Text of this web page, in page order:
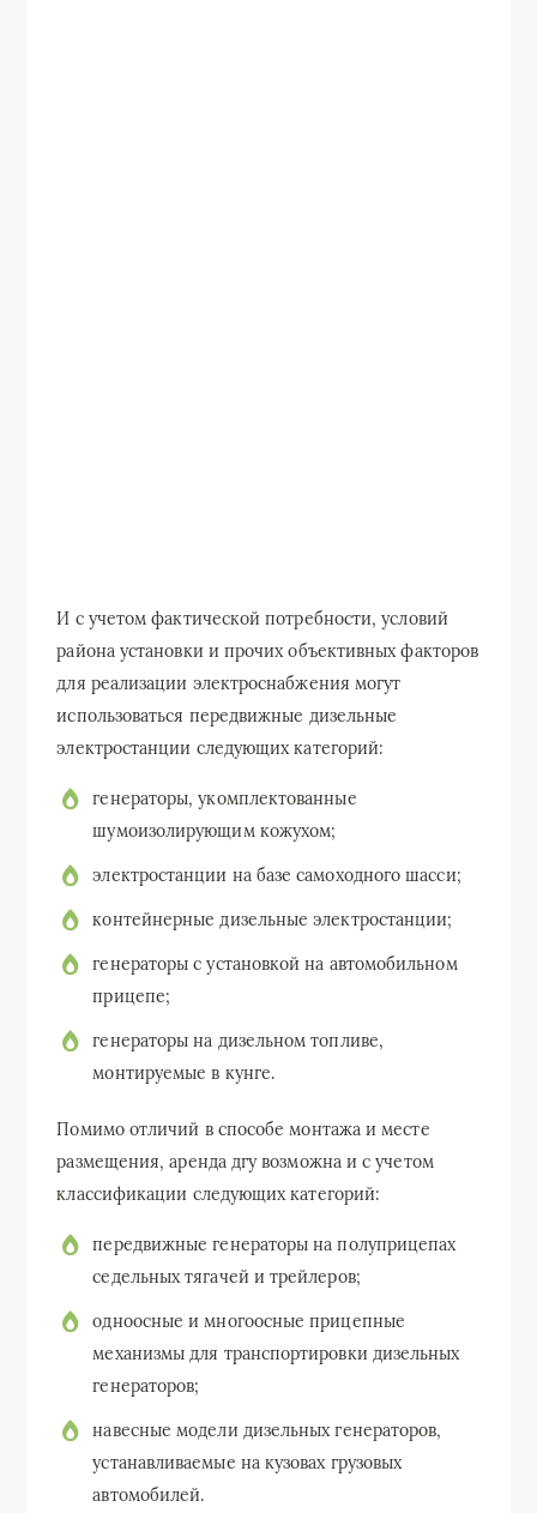
И с учетом фактической потребности, условий
района установки и прочих объективных факторов
для реализации электроснабжения могут
использоваться передвижные дизельные
электростанции следующих категорий:
генераторы, укомплектованные
шумоизолирующим кожухом;
электростанции на базе самоходного шасси;
контейнерные дизельные электростанции;
генераторы с установкой на автомобильном
прицепе;
генераторы на дизельном топливе,
монтируемые в кунге.
Помимо отличий в способе монтажа и месте
размещения, аренда дгу возможна и с учетом
классификации следующих категорий:
передвижные генераторы на полуприцепах
седельных тягачей и трейлеров;
одноосные и многоосные прицепные
механизмы для транспортировки дизельных
генераторов;
навесные модели дизельных генераторов,
устанавливаемые на кузовах грузовых
автомобилей.